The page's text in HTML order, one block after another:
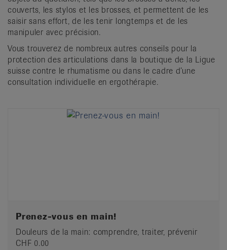
couverts, les stylos et les brosses, et permettent de les
saisir sans effort, de les tenir longtemps et de les
manipuler avec précision.
Vous trouverez de nombreux autres conseils pour la
protection des articulations dans la boutique de la Ligue
suisse contre le rhumatisme ou dans le cadre d’une
consultation individuelle en ergothérapie.
Prenez-vous en main!
Douleurs de la main: comprendre, traiter, prévenir
CHF 0.00